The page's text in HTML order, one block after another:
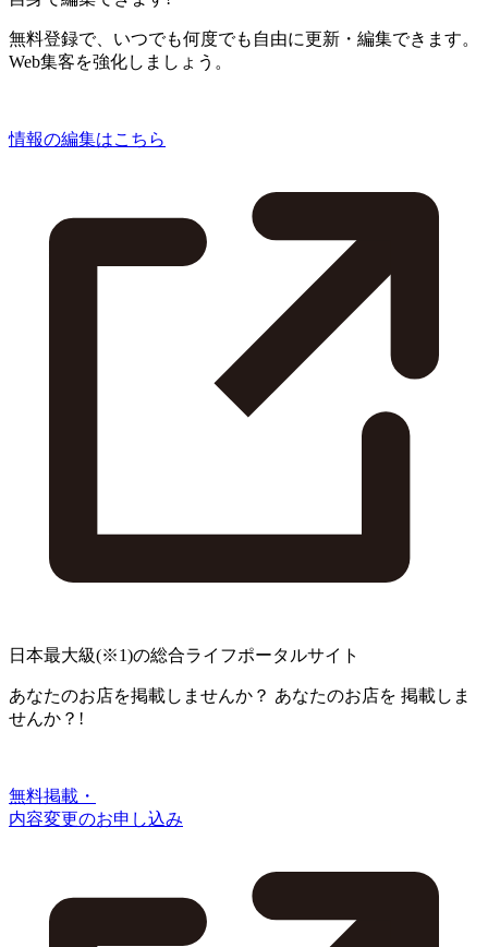
無料登録で、いつでも何度でも自由に更新・編集できます。
Web集客を強化しましょう。
情報の編集はこちら
日本最大級(※1)の総合ライフポータルサイト
あなたのお店を掲載しませんか？ あなたのお店を 掲載しま
せんか？!
無料掲載・
内容変更のお申し込み